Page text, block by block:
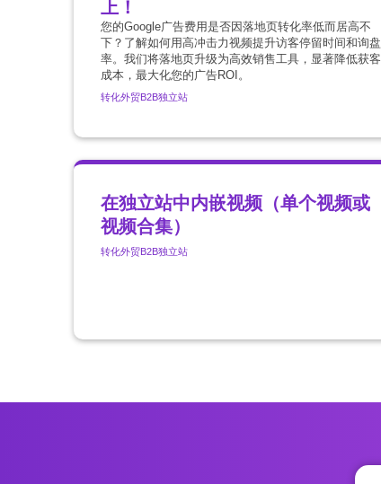
上！
您的Google广告费用是否因落地页转化率低而居高不
下？了解如何用高冲击力视频提升访客停留时间和询盘
率。我们将落地页升级为高效销售工具，显著降低获客
成本，最大化您的广告ROI。
转化外贸B2B独立站
在独立站中内嵌视频（单个视频或
视频合集）
转化外贸B2B独立站